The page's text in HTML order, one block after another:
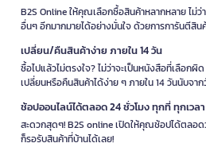
B2S Online ให้คุณเลือกซื้อสินค้าหลากหลาย ไม่ว่
อื่นๆ อีกมากมายได้อย่างมั่นใจ ด้วยการการันตีสิ
เปลี่ยน/คืนสินค้าง่าย ภายใน 14 วัน
ซื้อไปแล้วไม่ตรงใจ? ไม่ว่าจะเป็นหนังสือที่เลือก
เปลี่ยนหรือคืนสินค้าได้ง่าย ๆ ภายใน 14 วันนับจา
ช้อปออนไลน์ได้ตลอด 24 ชั่วโมง ทุกที่ ทุกเวลา
สะดวกสุดๆ! B2S online เปิดให้คุณช้อปได้ตลอ
ก็รอรับสินค้าที่บ้านได้เลย!